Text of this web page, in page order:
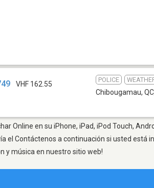
VHF 162.55
POLICE
Chibougamau, QC
Online en su iPhone, iPad, iPod Touch,
el Contáctenos a continuación si usted está
y música en nuestro sitio web!